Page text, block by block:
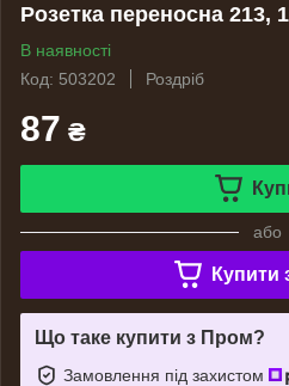
Розетка переносна 213,
В наявності
Код: 503202
Роздріб
87 ₴
або
Купити
Що таке купити з Пром?
Замовлення під захистом